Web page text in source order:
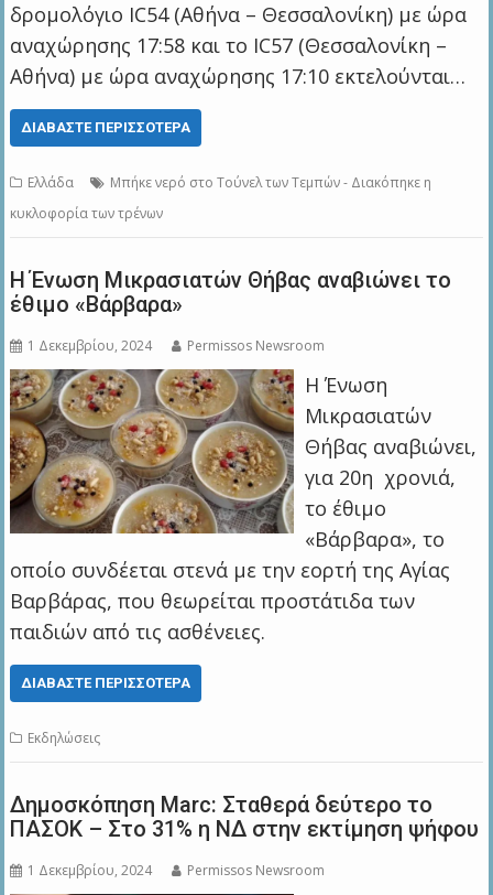
δρομολόγιο IC54 (Αθήνα – Θεσσαλονίκη) με ώρα
αναχώρησης 17:58 και το IC57 (Θεσσαλονίκη –
Αθήνα) με ώρα αναχώρησης 17:10 εκτελούνται…
ΔΙΑΒΆΣΤΕ ΠΕΡΙΣΣΌΤΕΡΑ
Ελλάδα
Μπήκε νερό στο Τούνελ των Τεμπών - Διακόπηκε η
κυκλοφορία των τρένων
Η Ένωση Μικρασιατών Θήβας αναβιώνει το
έθιμο «Βάρβαρα»
1 Δεκεμβρίου, 2024 Permissos Newsroom
Η Ένωση
Μικρασιατών
Θήβας αναβιώνει,
για 20η χρονιά,
το έθιμο
«Βάρβαρα», το
οποίο συνδέεται στενά με την εορτή της Αγίας
Βαρβάρας, που θεωρείται προστάτιδα των
παιδιών από τις ασθένειες.
ΔΙΑΒΆΣΤΕ ΠΕΡΙΣΣΌΤΕΡΑ
Εκδηλώσεις
Δημοσκόπηση Marc: Σταθερά δεύτερο το
ΠΑΣΟΚ – Στο 31% η ΝΔ στην εκτίμηση ψήφου
1 Δεκεμβρίου, 2024 Permissos Newsroom